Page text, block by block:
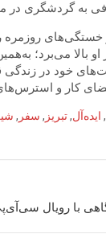
به گردشگری در
روزمره
او بالا می‌برد؛
خود در زندگی
کار و
, ایده‌آل,تبریز , سفر ,
با رویال